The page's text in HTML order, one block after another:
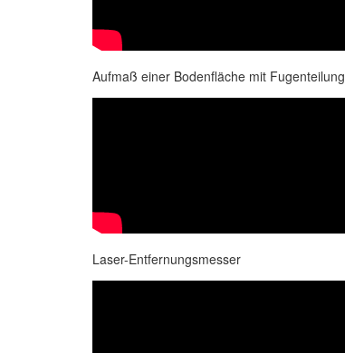
Aufmaß einer Bodenfläche mit Fugenteilung
Laser-Entfernungsmesser